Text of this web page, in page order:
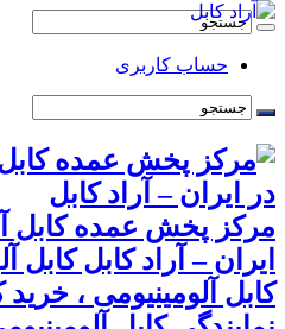
حساب کاربری
مرکز پخش عمده کابل
ایران – آراد کابل کابل
کابل آلومینیومی ، خرید